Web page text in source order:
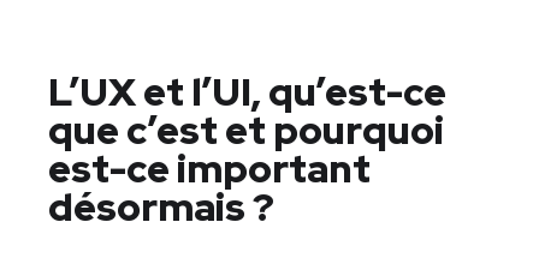
L’UX et l’UI, qu’est-ce
que c’est et pourquoi
est-ce important
désormais ?